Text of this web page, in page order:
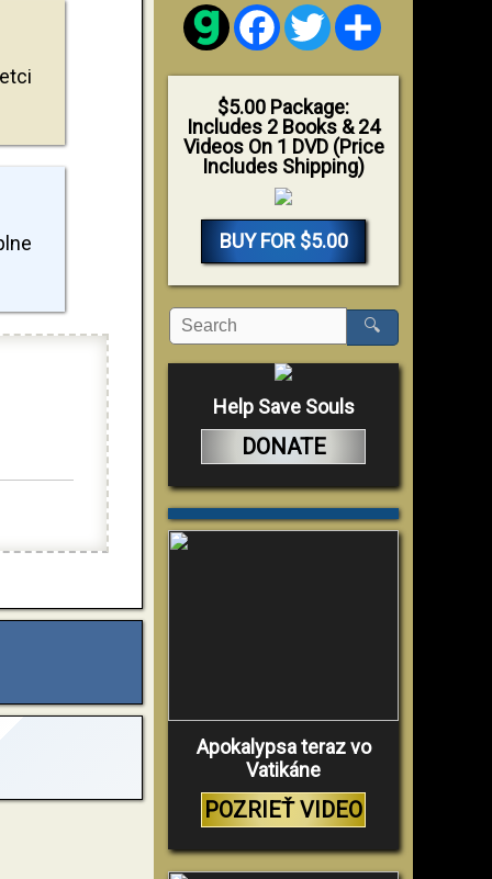
FacebookTwitter
$5.00 Package:
Includes 2 Books & 24
Videos On 1 DVD (Price
Includes Shipping)
BUY FOR $5.00
🔍
Help Save Souls
DONATE
Apokalypsa teraz vo
Vatikáne
POZRIEŤ VIDEO